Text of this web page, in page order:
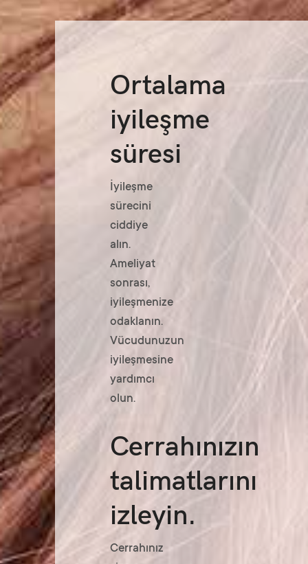
Ortalama
iyileşme
süresi
İyileşme
sürecini
ciddiye
alın.
Ameliyat
sonrası,
iyileşmenize
odaklanın.
Vücudunuzun
iyileşmesine
yardımcı
olun.
Cerrahınızın
talimatlarını
izleyin.
Cerrahınız